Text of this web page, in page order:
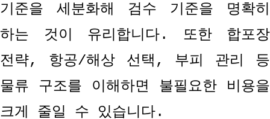
기준을 세분화해 검수 기준을 명확히
하는 것이 유리합니다. 또한 합포장
전략, 항공/해상 선택 , 부피 관리 등
물류 구조를 이해하면 불필요한 비용을
크게 줄일 수 있습니다.